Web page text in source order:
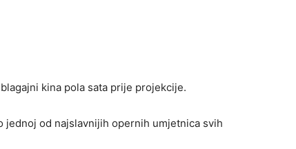
kina pola sata prije projekcije.
od najslavnijih opernih umjetnica svih